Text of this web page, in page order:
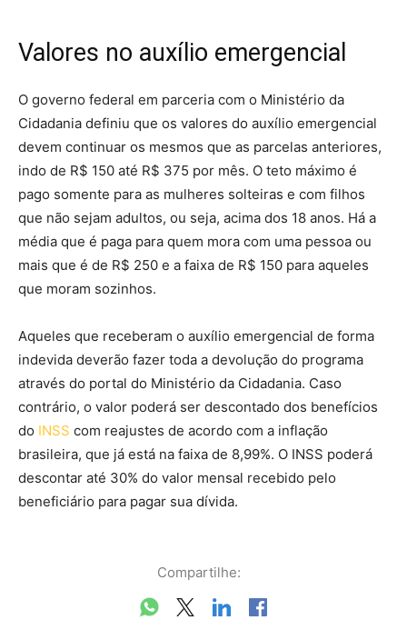
Valores no auxílio emergencial
O governo federal em parceria com o Ministério da
Cidadania definiu que os valores do auxílio emergencial
devem continuar os mesmos que as parcelas anteriores,
indo de R$ 150 até R$ 375 por mês. O teto máximo é
pago somente para as mulheres solteiras e com filhos
que não sejam adultos, ou seja, acima dos 18 anos. Há a
média que é paga para quem mora com uma pessoa ou
mais que é de R$ 250 e a faixa de R$ 150 para aqueles
que moram sozinhos.
Aqueles que receberam o auxílio emergencial de forma
indevida deverão fazer toda a devolução do programa
através do portal do Ministério da Cidadania. Caso
contrário, o valor poderá ser descontado dos benefícios
do INSS com reajustes de acordo com a inflação
brasileira, que já está na faixa de 8,99%. O INSS poderá
descontar até 30% do valor mensal recebido pelo
beneficiário para pagar sua dívida.
Compartilhe: